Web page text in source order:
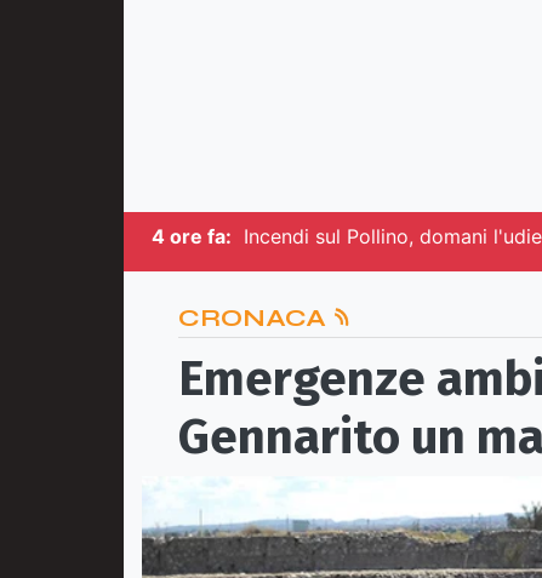
4 ore fa: Incendi sul Pollino, domani
CRONACA
Emergenze
Gennarito un